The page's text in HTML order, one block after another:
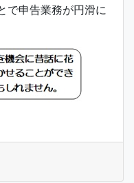
で申告業務が円滑に